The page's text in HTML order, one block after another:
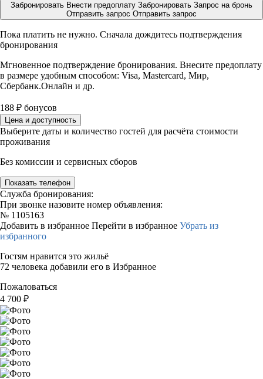
Забронировать Внести предоплату Забронировать Запрос на бронь
Отправить запрос Отправить запрос
Пока платить не нужно. Сначала дождитесь подтверждения
бронирования
Мгновенное подтверждение бронирования. Внесите предоплату
в размере удобным способом: Visa, Mastercard, Мир,
Сбербанк.Онлайн и др.
188 ₽ бонусов
Цена и доступность
Выберите даты и количество гостей для расчёта стоимости
проживания
Без комиссии и сервисных сборов
Показать телефон
Служба бронирования:
При звонке назовите номер объявления:
№ 1105163
Добавить в избранное Перейти в избранное Убрать из
избранного
Гостям нравится это жильё
72 человека добавили его в Избранное
Пожаловаться
4 700 ₽